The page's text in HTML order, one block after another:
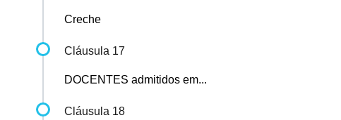
Creche
Cláusula 17
DOCENTES admitidos em...
Cláusula 18